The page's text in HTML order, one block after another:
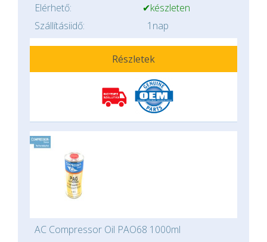
Elérhető:
✔készleten
Szállításiidő:
1nap
Részletek
AC Compressor Oil PAO68 1000ml